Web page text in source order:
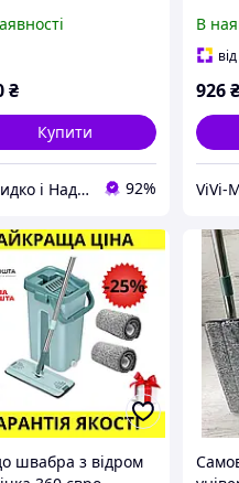
насадок та
₴
Купити
Швидко і Надійно 92%
В
від
926₴
ViVi-
швабра з відром